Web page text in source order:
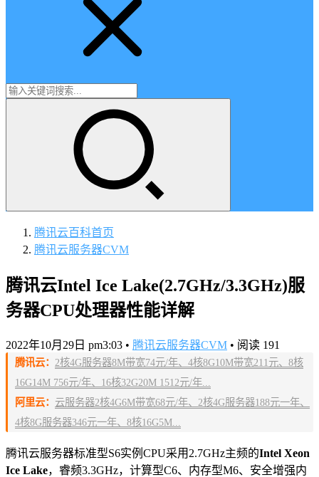
腾讯云百科首页
腾讯云服务器CVM
腾讯云Intel Ice Lake(2.7GHz/3.3GHz)服
务器CPU处理器性能详解
2022年10月29日 pm3:03 • 腾讯云服务器CVM • 阅读 191
腾讯云： 2核4G服务器8M带宽74元/年、4核8G10M带宽211元、8核
16G14M 756元/年、16核32G20M 1512元/年...
阿里云： 云服务器2核4G6M带宽68元/年、2核4G服务器188元一年、
4核8G服务器346元一年、8核16G5M...
腾讯云服务器标准型S6实例CPU采用2.7GHz主频的Intel Xeon
Ice Lake，睿频3.3GHz，计算型C6、内存型M6、安全增强内